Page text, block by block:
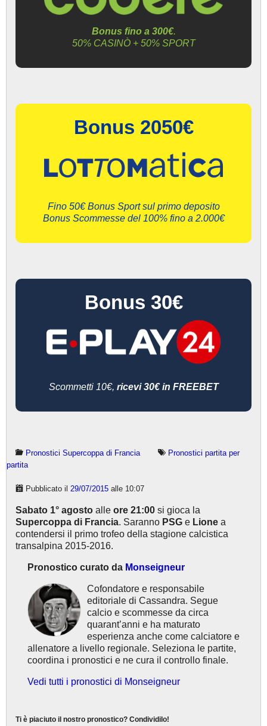
Bonus fino a 300€.
50% CASINÒ + 50% SPORT
Bonus 2050€
Fino 50€ Bonus Sport sul primo deposito
Bonus Scommesse del 100% fino a 2.000€
Bonus 30€
Scommetti 10€, ricevi 30€ in FREEBET
Pronostici Supercoppa di Francia
Pronostici partita per
partita
Pubblicato il 29/07/2015 alle 10:07
Sabato 1° agosto alle ore 21:00 si gioca la
Supercoppa di Francia. Saranno PSG e Lione a
contendersi il primo trofeo della stagione calcistica
transalpina 2015-2016.
Pronostico curato da Monseigneur
Cofondatore e responsabile
editoriale di Cassandra. Segue
calcio e scommesse da circa
quarant’anni e ha maturato
esperienza anche come calciatore e
allenatore a livello regionale. Seleziona le partite,
coordina i pronostici e ne cura il controllo finale.
Vedi tutti i pronostici di Monseigneur
Ti è piaciuto il nostro pronostico? Condividilo!